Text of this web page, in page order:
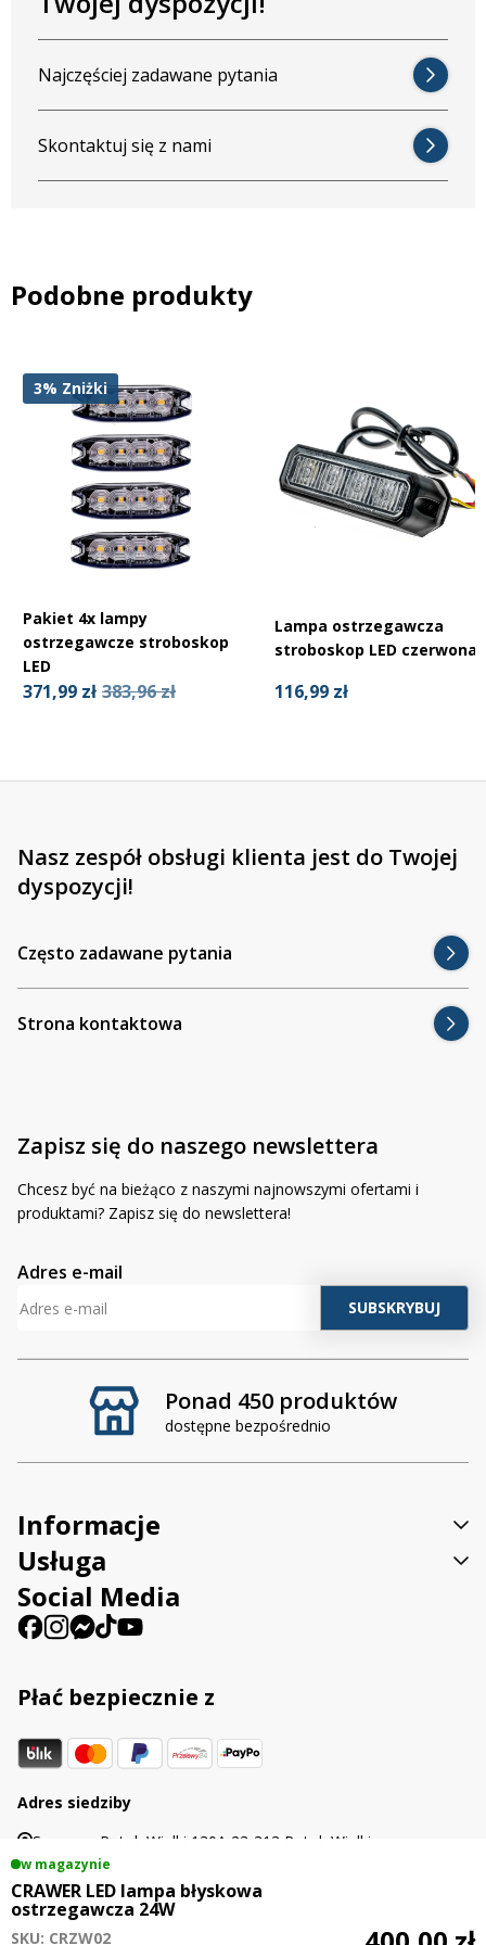
w magazynie
CRAWER LED lampa błyskowa
ostrzegawcza 24W
SKU: CRZW02
Najczęściej zadawane pytania
Skontaktuj się z nami
Podobne produkty
3% Zniżki
Pakiet 4x lampy
ostrzegawcze stroboskop
LED
371,99 zł 383,96 zł
Lampa ostrzegawcza
stroboskop LED czerwona
116,99 zł
Ponad 450 produktów
dostępne bezpośrednio
Nasz zespół obsługi klienta jest do Twojej
dyspozycji!
Często zadawane pytania
Strona kontaktowa
Zapisz się do naszego newslettera
Chcesz być na bieżąco z naszymi najnowszymi ofertami i
produktami? Zapisz się do newslettera!
Adres e-mail
Informacje
Usługa
Social Media
Płać bezpiecznie z
Adres siedziby
Sp. z o.o. Potok Wielki 130A 23-313 Potok Wielki